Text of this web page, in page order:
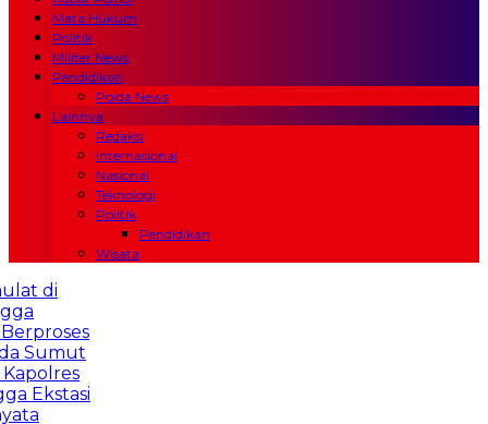
Mata Hukum
Politik
Militer News
Pendidikan
Polda News
Lainnya
Redaksi
Internasional
Nasional
Teknologi
Politik
Pendidikan
Wisata